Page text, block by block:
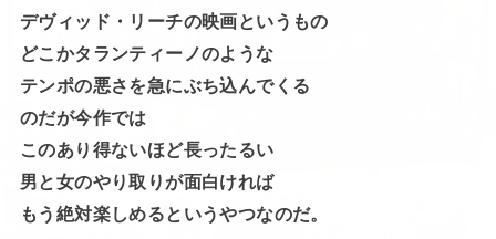
デヴィッド・リーチの映画というもの
どこかタランティーノのような
テンポの悪さを急にぶち込んでくる
のだが今作では
このあり得ないほど長ったるい
男と女のやり取りが面白ければ
もう絶対楽しめるというやつなのだ。